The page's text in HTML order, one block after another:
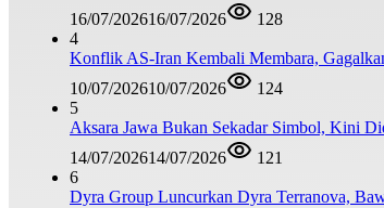
16/07/202616/07/2026
128
4
Konflik AS-Iran Kembali Membara,
10/07/202610/07/2026
124
5
Aksara Jawa Bukan Sekadar Simbol, Kini
14/07/202614/07/2026
121
6
Dyra Group Luncurkan Dyra Terranova,